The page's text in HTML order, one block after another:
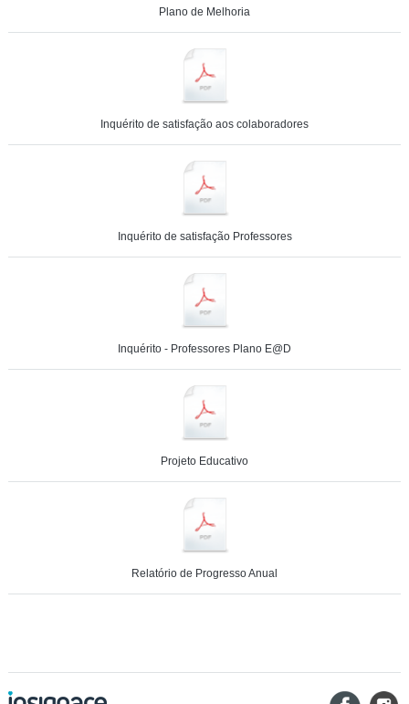
Plano de Melhoria
Inquérito de satisfação aos colaboradores
Inquérito de satisfação Professores
Inquérito - Professores Plano E@D
Projeto Educativo
Relatório de Progresso Anual